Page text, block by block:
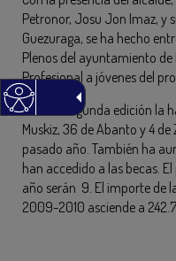
Petronor, Josu Jon Imaz, y
Guezuraga, se ha hecho
Plenos del ayuntamiento de
Profesional a jóvenes del
En esta segunda edición la
Muskiz, 36 de Abanto y 4 de
pasado año. También ha
han accedido a las becas.
año serán 9. El importe de
2009-2010 asciende a